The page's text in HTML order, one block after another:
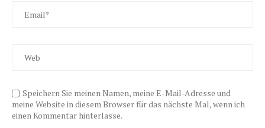
Speichern Sie meinen Namen, meine E-Mail-Adresse und
meine Website in diesem Browser für das nächste Mal, wenn ich
einen Kommentar hinterlasse.